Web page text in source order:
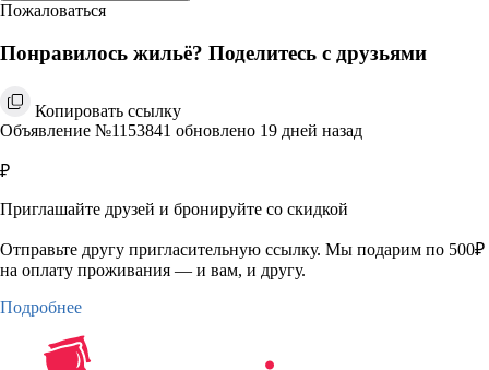
Пожаловаться
Понравилось жильё? Поделитесь с друзьями
Копировать ссылку
Объявление №1153841 обновлено 19 дней назад
₽
Приглашайте друзей и бронируйте со скидкой
Отправьте другу пригласительную ссылку. Мы подарим по 500₽
на оплату проживания — и вам, и другу.
Подробнее